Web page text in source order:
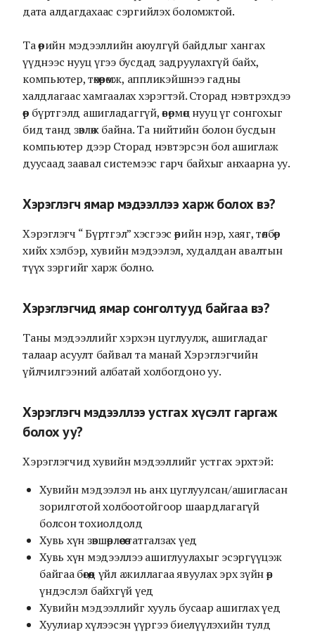
дата алдагдахаас сэргийлэх боломжтой.
Та өөрийн мэдээллийн аюулгүй байдлыг хангах
үүднээс нууц үгээ бусдад задруулахгүй байх,
компьютер, төхөөрөмж, аппликэйшнээ гадны
халдлагаас хамгаалах хэрэгтэй. Сторад нэвтрэхдээ
өөр бүртгэлд ашигладаггүй, өвөрмөц нууц үг сонгохыг
бид танд зөвлөж байна. Та нийтийн болон бусдын
компьютер дээр Сторад нэвтэрсэн бол ашиглаж
дуусаад заавал системээс гарч байхыг анхаарна уу.
Хэрэглэгч ямар мэдээллээ харж болох вэ?
Хэрэглэгч “ Бүртгэл” хэсгээс өөрийн нэр, хаяг, төлбөр
хийх хэлбэр, хувийн мэдээлэл, худалдан авалтын
түүх зэргийг харж болно.
Хэрэглэгчид ямар сонголтууд байгаа вэ?
Таны мэдээллийг хэрхэн цуглуулж, ашигладаг
талаар асуулт байвал та манай Хэрэглэгчийн
үйлчилгээний албатай холбогдоно уу.
Хэрэглэгч мэдээллээ устгах хүсэлт гаргаж
болох уу?
Хэрэглэгчид хувийн мэдээллийг устгах эрхтэй:
Хувийн мэдээлэл нь анх цуглуулсан/ашигласан
зорилготой холбоотойгоор шаардлагагүй
болсон тохиолдолд
Хувь хүн зөвшөөрлөөсөө татгалзах үед
Хувь хүн мэдээллээ ашиглуулахыг эсэргүүцэж
байгаа бөгөөд үйл ажиллагаа явуулах эрх зүйн өөр
үндэслэл байхгүй үед
Хувийн мэдээллийг хууль бусаар ашиглах үед
Хуулиар хүлээсэн үүргээ биелүүлэхийн тулд